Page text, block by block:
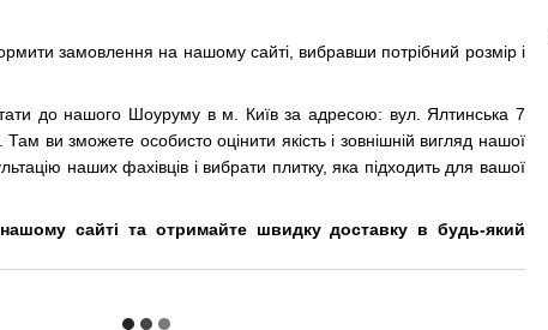
замовлення на нашому сайті, вибравши потрібний розмір і
до нашого Шоуруму в м. Київ за адресою: вул. Ялтинська 7
ви зможете особисто оцінити якість і зовнішній вигляд нашої
наших фахівців і вибрати плитку, яка підходить для вашої
сайті та отримайте швидку доставку в будь-який